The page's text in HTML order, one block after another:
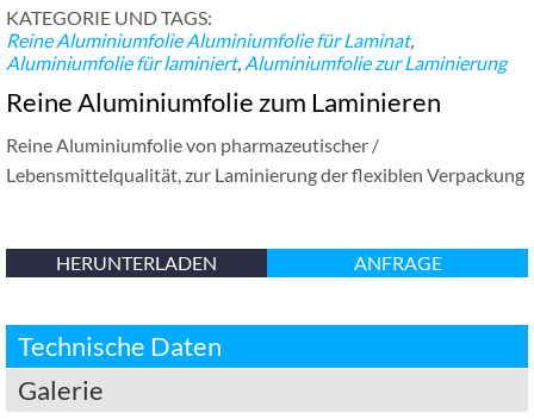
KATEGORIE UND TAGS:
Reine Aluminiumfolie Aluminiumfolie für Laminat,
Aluminiumfolie für laminiert, Aluminiumfolie zur Laminierung
Reine Aluminiumfolie zum Laminieren
Reine Aluminiumfolie von pharmazeutischer /
Lebensmittelqualität, zur Laminierung der flexiblen Verpackung
HERUNTERLADEN ANFRAGE
Technische Daten
Galerie